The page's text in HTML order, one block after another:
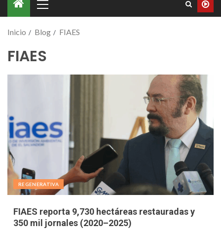
Inicio Blog FIAES
FIAES
REGENERATIVA
FIAES reporta 9,730 hectáreas restauradas y
350 mil jornales (2020–2025)